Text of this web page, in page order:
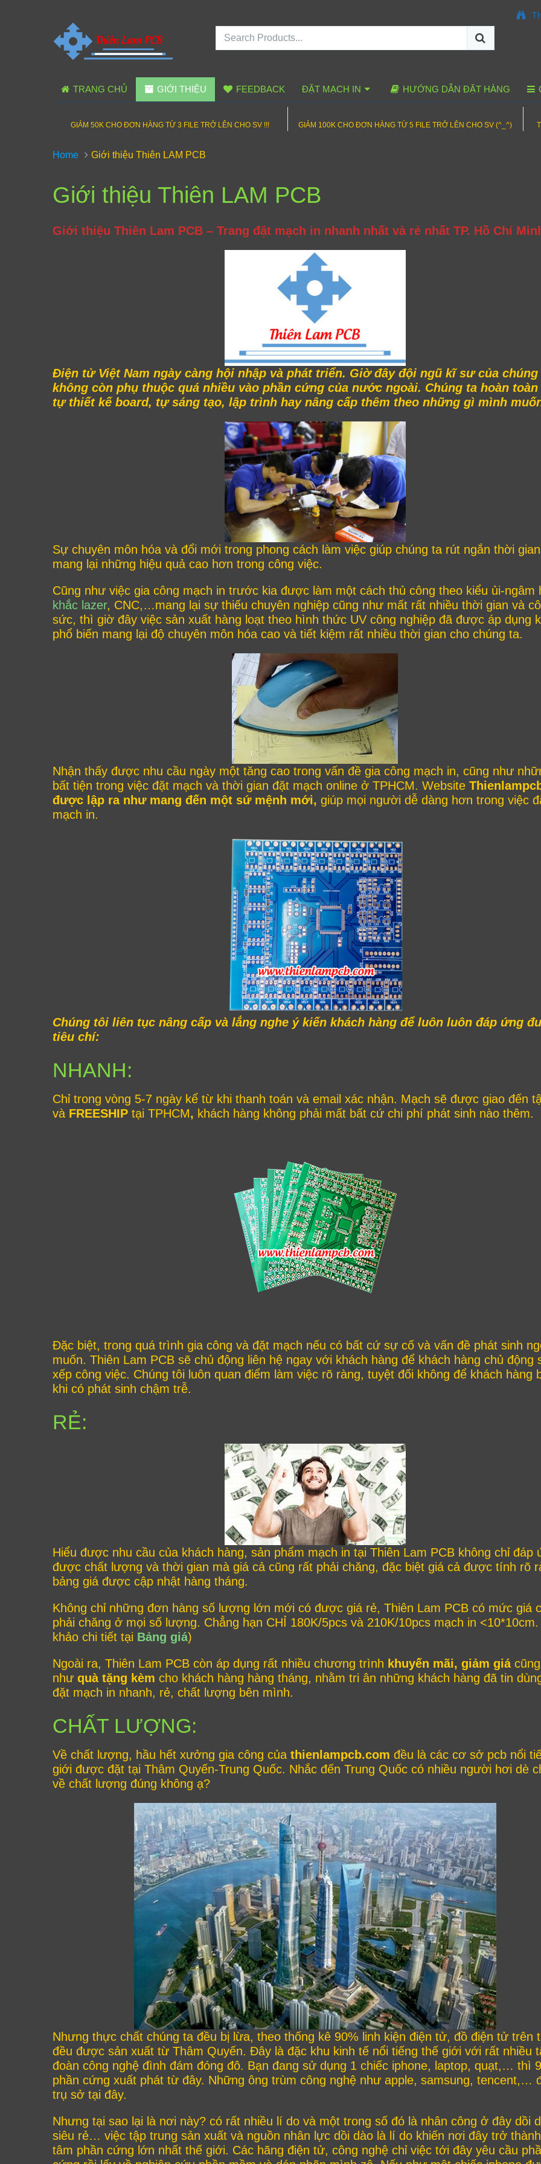
TRANG CHỦ GIỚI THIỆU FEEDBACK ĐẶT MẠCH IN HƯỚNG DẪN ĐẶT HÀNG
GIẢM 50K CHO ĐƠN HÀNG TỪ 3 FILE TRỞ LÊN CHO SV !!! GIẢM 100K CHO ĐƠN HÀNG TỪ 5 FILE TRỞ LÊN CHO SV (^_^)
Home Giới thiệu Thiên LAM PCB
Giới thiệu Thiên LAM PCB
Giới thiệu Thiên Lam PCB – Trang đặt mạch in nhanh nhất và rẻ nhất TP. Hồ Chí
Điện tử Việt Nam ngày càng hội nhập và phát triển. Giờ đây đội ngũ kĩ sư của chúng
không còn phụ thuộc quá nhiều vào phần cứng của nước ngoài. Chúng ta hoàn
tự thiết kế board, tự sáng tạo, lập trình hay nâng cấp thêm theo những gì mình
Sự chuyên môn hóa và đổi mới trong phong cách làm việc giúp chúng ta rút ngắn thời
mang lại những hiệu quả cao hơn trong công việc.
Cũng như việc gia công mạch in trước kia được làm một cách thủ công theo kiểu ủi-ngâm
khắc lazer, CNC,…mang lại sự thiếu chuyên nghiệp cũng như mất rất nhiều thời gian và
sức, thì giờ đây việc sản xuất hàng loạt theo hình thức UV công nghiệp đã được áp dụng
phổ biến mang lại độ chuyên môn hóa cao và tiết kiệm rất nhiều thời gian cho chúng ta.
Nhận thấy được nhu cầu ngày một tăng cao trong vấn đề gia công mạch in, cũng như
bất tiện trong việc đặt mạch và thời gian đặt mạch online ở TPHCM. Website
được lập ra như mang đến một sứ mệnh mới, giúp mọi người dễ dàng hơn trong việc
mạch in.
Chúng tôi liên tục nâng cấp và lắng nghe ý kiến khách hàng để luôn luôn đáp ứng
tiêu chí:
NHANH:
Chỉ trong vòng 5-7 ngày kể từ khi thanh toán và email xác nhận. Mạch sẽ được giao đến
và FREESHIP tại TPHCM, khách hàng không phải mất bất cứ chi phí phát sinh nào thêm.
Đặc biệt, trong quá trình gia công và đặt mạch nếu có bất cứ sự cố và vấn đề phát sinh
muốn. Thiên Lam PCB sẽ chủ động liên hệ ngay với khách hàng để khách hàng chủ động
xếp công việc. Chúng tôi luôn quan điểm làm việc rõ ràng, tuyệt đối không để khách hàng
khi có phát sinh chậm trễ.
RẺ:
Hiểu được nhu cầu của khách hàng, sản phẩm mạch in tại Thiên Lam PCB không chỉ đáp
được chất lượng và thời gian mà giá cả cũng rất phải chăng, đặc biệt giá cả được tính rõ
bảng giá được cập nhật hàng tháng.
Không chỉ những đơn hàng số lượng lớn mới có được giá rẻ, Thiên Lam PCB có mức giá
phải chăng ở mọi số lượng. Chẳng hạn CHỈ 180K/5pcs và 210K/10pcs mạch in
khảo chi tiết tại Bảng giá)
Ngoài ra, Thiên Lam PCB còn áp dụng rất nhiều chương trình khuyến mãi, giảm giácũng
như quà tặng kèm cho khách hàng hàng tháng, nhằm tri ân những khách hàng đã tin
đặt mạch in nhanh, rẻ, chất lượng bên mình.
CHẤT LƯỢNG:
Về chất lượng, hầu hết xưởng gia công của thienlampcb.com đều là các cơ sở pcb nổi
giới được đặt tại Thâm Quyến-Trung Quốc. Nhắc đến Trung Quốc có nhiều người hơi dè
về chất lượng đúng không ạ?
Nhưng thực chất chúng ta đều bị lừa, theo thống kê 90% linh kiện điện tử, đồ điện tử trên
đều được sản xuất từ Thâm Quyến. Đây là đặc khu kinh tế nổi tiếng thế giới với rất nhiều
đoàn công nghệ đình đám đóng đô. Bạn đang sử dụng 1 chiếc iphone, laptop, quạt,… thì
phần cứng xuất phát từ đây. Những ông trùm công nghệ như apple, samsung, tencent,…
trụ sở tại đây.
Nhưng tại sao lại là nơi này? có rất nhiều lí do và một trong số đó là nhân công ở đây dồi
siêu rẻ… việc tập trung sản xuất và nguồn nhân lực dồi dào là lí do khiến nơi đây trở
tâm phần cứng lớn nhất thế giới. Các hãng điện tử, công nghệ chỉ việc tới đây yêu cầu